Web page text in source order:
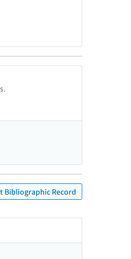
Bibliographic Record